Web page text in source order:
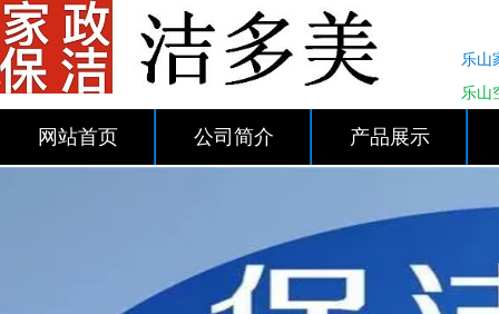
乐山
乐山
网站首页 公司简介 产品展示